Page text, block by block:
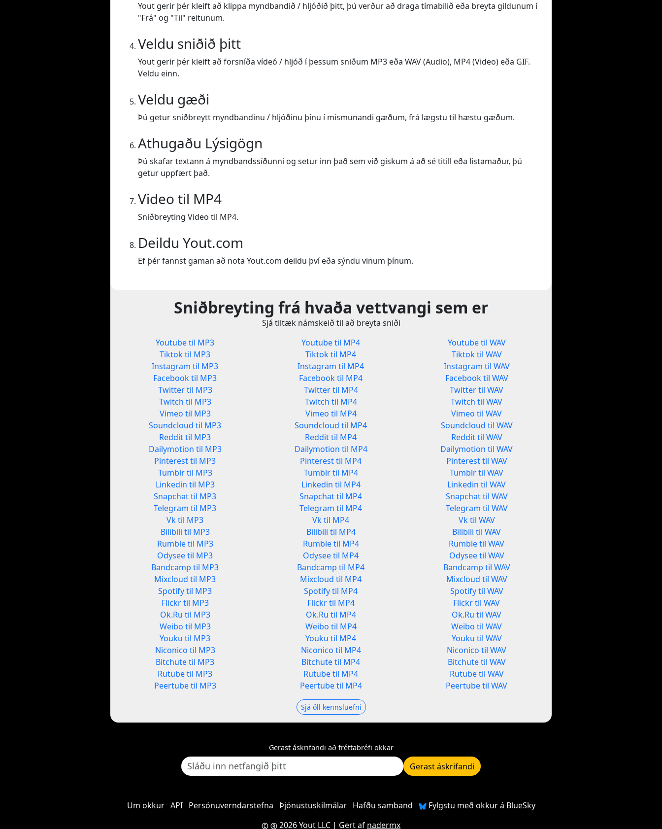
Yout gerir þér kleift að klippa myndbandið / hljóðið þitt, þú verður að draga tímabilið eða breyta gildunum í
"Frá" og "Til" reitunum.
Veldu sniðið þitt
Yout gerir þér kleift að forsníða vídeó / hljóð í þessum sniðum MP3 eða WAV (Audio), MP4 (Video) eða GIF.
Veldu einn.
Veldu gæði
Þú getur sniðbreytt myndbandinu / hljóðinu þínu í mismunandi gæðum, frá lægstu til hæstu gæðum.
Athugaðu Lýsigögn
Þú skafar textann á myndbandssíðunni og setur inn það sem við giskum á að sé titill eða listamaður, þú
getur uppfært það.
Video til MP4
Sniðbreyting Video til MP4.
Deildu Yout.com
Ef þér fannst gaman að nota Yout.com deildu því eða sýndu vinum þínum.
Sniðbreyting frá hvaða vettvangi sem er
Sjá tiltæk námskeið til að breyta sniði
Youtube til MP3
Tiktok til MP3
Instagram til MP3
Facebook til MP3
Twitter til MP3
Twitch til MP3
Vimeo til MP3
Soundcloud til MP3
Reddit til MP3
Dailymotion til MP3
Pinterest til MP3
Tumblr til MP3
Linkedin til MP3
Snapchat til MP3
Telegram til MP3
Vk til MP3
Bilibili til MP3
Rumble til MP3
Odysee til MP3
Bandcamp til MP3
Mixcloud til MP3
Spotify til MP3
Flickr til MP3
Ok.Ru til MP3
Weibo til MP3
Youku til MP3
Niconico til MP3
Bitchute til MP3
Rutube til MP3
Peertube til MP3
Youtube til MP4
Tiktok til MP4
Instagram til MP4
Facebook til MP4
Twitter til MP4
Twitch til MP4
Vimeo til MP4
Soundcloud til MP4
Reddit til MP4
Dailymotion til MP4
Pinterest til MP4
Tumblr til MP4
Linkedin til MP4
Snapchat til MP4
Telegram til MP4
Vk til MP4
Bilibili til MP4
Rumble til MP4
Odysee til MP4
Bandcamp til MP4
Mixcloud til MP4
Spotify til MP4
Flickr til MP4
Ok.Ru til MP4
Weibo til MP4
Youku til MP4
Niconico til MP4
Bitchute til MP4
Rutube til MP4
Peertube til MP4
Youtube til WAV
Tiktok til WAV
Instagram til WAV
Facebook til WAV
Twitter til WAV
Twitch til WAV
Vimeo til WAV
Soundcloud til WAV
Reddit til WAV
Dailymotion til WAV
Pinterest til WAV
Tumblr til WAV
Linkedin til WAV
Snapchat til WAV
Telegram til WAV
Vk til WAV
Bilibili til WAV
Rumble til WAV
Odysee til WAV
Bandcamp til WAV
Mixcloud til WAV
Spotify til WAV
Flickr til WAV
Ok.Ru til WAV
Weibo til WAV
Youku til WAV
Niconico til WAV
Bitchute til WAV
Rutube til WAV
Peertube til WAV
Sjá öll kennsluefni
Gerast áskrifandi að fréttabréfi okkar
Gerast áskrifandi
Um okkur API Persónuverndarstefna Þjónustuskilmálar Hafðu samband
Fylgstu með okkur á BlueSky
2026 Yout LLC | Gert af nadermx